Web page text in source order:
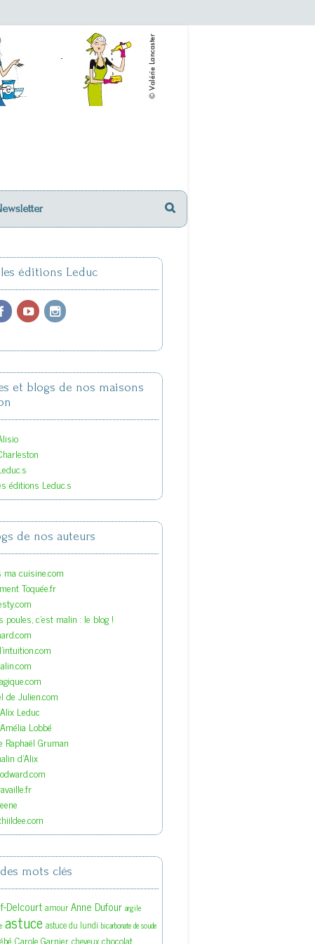
éditions Leduc
et blogs de nos maisons
éditions Leduc.s
de nos auteurs
ma cuisine.com
Toquée.fr
poules, c'est malin : le blog !
de Julien.com
Leduc
Lobbé
Raphaël Gruman
d'Alix
mots clés
Delcourt amour Anne Dufour argile
astuce astuce du lundi bicarbonate de soude
Carole Garnier chocolat